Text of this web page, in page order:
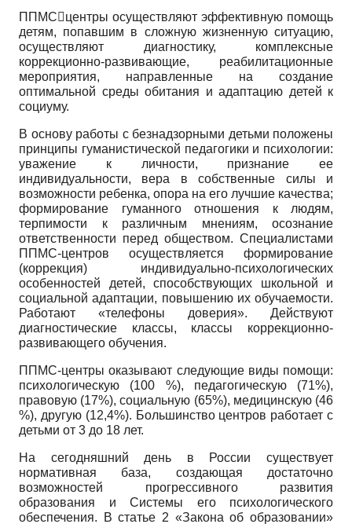
ППМСцентры осуществляют эффективную помощь
детям, попавшим в сложную жизненную ситуацию,
осуществляют диагностику, комплексные
коррекционно-развивающие, реабилитационные
мероприятия, направленные на создание
оптимальной среды обитания и адаптацию детей к
социуму.
В основу работы с безнадзорными детьми положены
принципы гуманистической педагогики и психологии:
уважение к личности, признание ее
индивидуальности, вера в собственные силы и
возможности ребенка, опора на его лучшие качества;
формирование гуманного отношения к людям,
терпимости к различным мнениям, осознание
ответственности перед обществом. Специалистами
ППМС-центров осуществляется формирование
(коррекция) индивидуально-психологических
особенностей детей, способствующих школьной и
социальной адаптации, повышению их обучаемости.
Работают «телефоны доверия». Действуют
диагностические классы, классы коррекционно-
развивающего обучения.
ППМС-центры оказывают следующие виды помощи:
психологическую (100 %), педагогическую (71%),
правовую (17%), социальную (65%), медицинскую (46
%), другую (12,4%). Большинство центров работает с
детьми от 3 до 18 лет.
На сегодняшний день в России существует
нормативная база, создающая достаточно
возможностей прогрессивного развития
образования и Системы его психологического
обеспечения. В статье 2 «Закона об образовании»